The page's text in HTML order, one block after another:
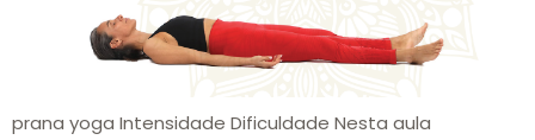
prana yoga Intensidade Dificuldade Nesta aula